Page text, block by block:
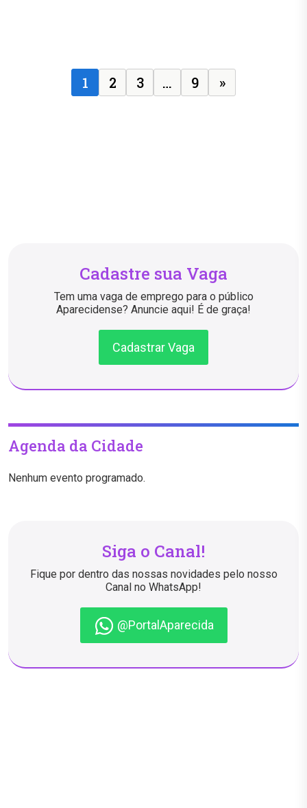
Posts navigation
1 2 3 … 9 »
Cadastre sua Vaga
Tem uma vaga de emprego para o público
Aparecidense? Anuncie aqui! É de graça!
Cadastrar Vaga
Agenda da Cidade
Nenhum evento programado.
Siga o Canal!
Fique por dentro das nossas novidades pelo nosso
Canal no WhatsApp!
@PortalAparecida